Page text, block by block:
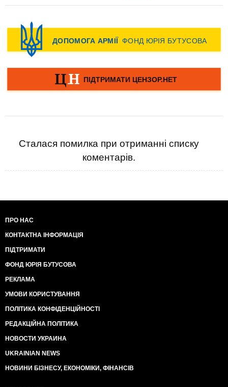
Сталася помилка при отриманні списку
коментарів.
ПРО НАС
КОНТАКТНА ІНФОРМАЦІЯ
ПІДТРИМАТИ
ФОНД ЮРІЯ БУТУСОВА
РЕКЛАМА
УМОВИ КОРИСТУВАННЯ
ПОЛІТИКА КОНФІДЕНЦІЙНОСТІ
РЕДАКЦІЙНА ПОЛІТИКА
НОВОСТИ УКРАИНА
UKRAINIAN NEWS
НОВИНИ БІЗНЕСУ, ЕКОНОМІКИ, ФІНАНСІВ